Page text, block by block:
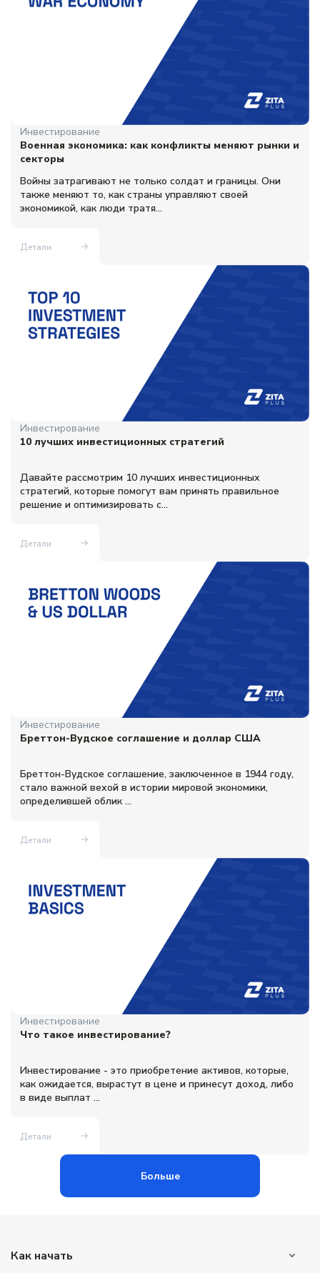
Инвестирование
Военная экономика: как конфликты меняют рынки и
секторы
Войны затрагивают не только солдат и границы. Они
также меняют то, как страны управляют своей
экономикой, как люди тратя...
Детали
Инвестирование
10 лучших инвестиционных стратегий
Давайте рассмотрим 10 лучших инвестиционных
стратегий, которые помогут вам принять правильное
решение и оптимизировать с...
Детали
Инвестирование
Бреттон-Вудское соглашение и доллар США
Бреттон-Вудское соглашение, заключенное в 1944 году,
стало важной вехой в истории мировой экономики,
определившей облик ...
Детали
Инвестирование
Что такое инвестирование?
Инвестирование - это приобретение активов, которые,
как ожидается, вырастут в цене и принесут доход, либо
в виде выплат ...
Детали
Больше
Как начать